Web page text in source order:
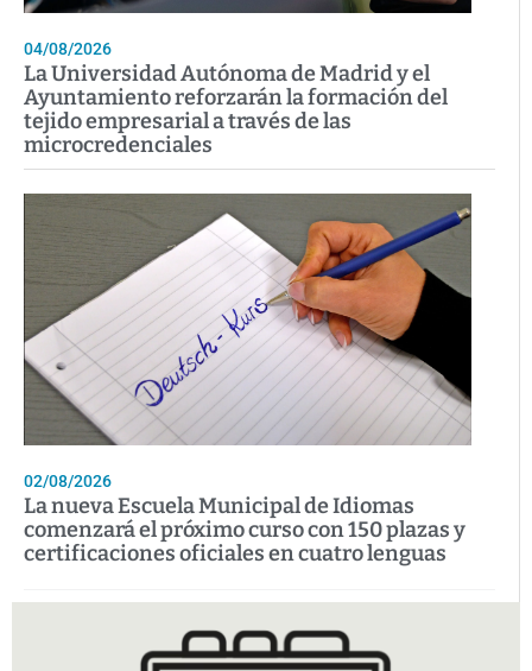
04/08/2026
La Universidad Autónoma de Madrid y el
Ayuntamiento reforzarán la formación del
tejido empresarial a través de las
microcredenciales
02/08/2026
La nueva Escuela Municipal de Idiomas
comenzará el próximo curso con 150 plazas y
certificaciones oficiales en cuatro lenguas